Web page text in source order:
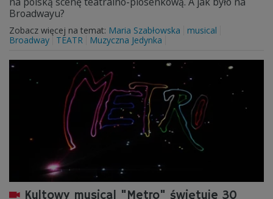
Broadwayu?
Zobacz więcej na temat: Maria Szabłowska
musical
Broadway
TEATR Muzyczna Jedynka
Kultowy musical "Metro" świętuje 30